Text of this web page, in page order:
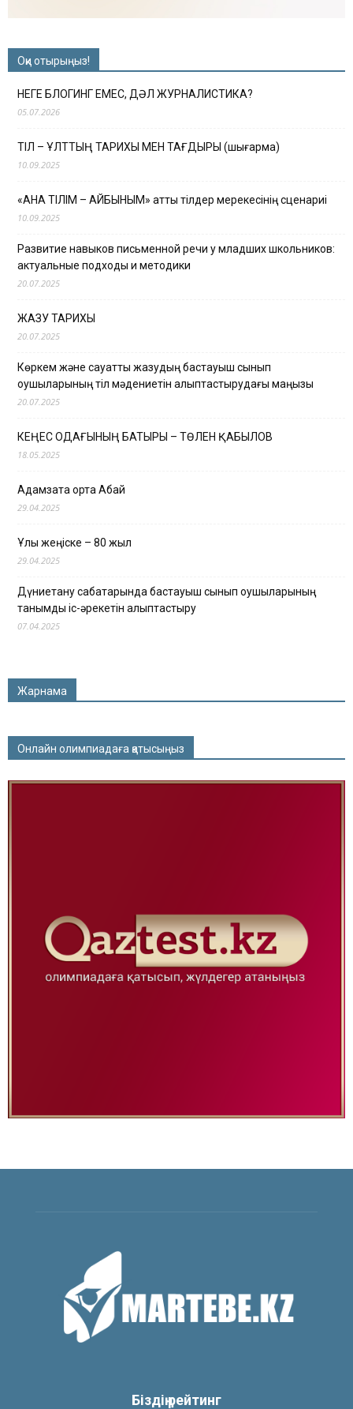
Оқи отырыңыз!
НЕГЕ БЛОГИНГ ЕМЕС, ДӘЛ ЖУРНАЛИСТИКА?
05.07.2026
ТІЛ – ҰЛТТЫҢ ТАРИХЫ МЕН ТАҒДЫРЫ (шығарма)
10.09.2025
«АНА ТІЛІМ – АЙБЫНЫМ» атты тілдер мерекесінің сценариі
10.09.2025
Развитие навыков письменной речи у младших школьников:
актуальные подходы и методики
20.07.2025
ЖАЗУ ТАРИХЫ
20.07.2025
Көркем және сауатты жазудың бастауыш сынып
оқушыларының тіл мәдениетін қалыптастырудағы маңызы
20.07.2025
КЕҢЕС ОДАҒЫНЫҢ БАТЫРЫ – ТӨЛЕН ҚАБЫЛОВ
18.05.2025
Адамзатқа ортақ Абай
29.04.2025
Ұлы жеңіске – 80 жыл
29.04.2025
Дүниетану сабақтарында бастауыш сынып оқушыларының
танымдық іс-әрекетін қалыптастыру
07.04.2025
Жарнама
Онлайн олимпиадаға қатысыңыз
Біздің рейтинг